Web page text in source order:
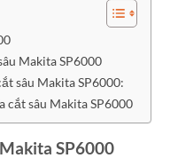
Makita SP6000
sâu Makita SP6000:
cắt sâu Makita SP6000
SP6000